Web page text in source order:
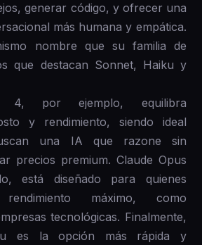
generar código, y ofrecer una
más humana y empática.
nombre que su familia de
que destacan Sonnet, Haiku y
4, por ejemplo, equilibra
y rendimiento, siendo ideal
una IA que razone sin
precios premium. Claude Opus
está diseñado para quienes
máximo, como
tecnológicas. Finalmente,
es la opción más rápida y